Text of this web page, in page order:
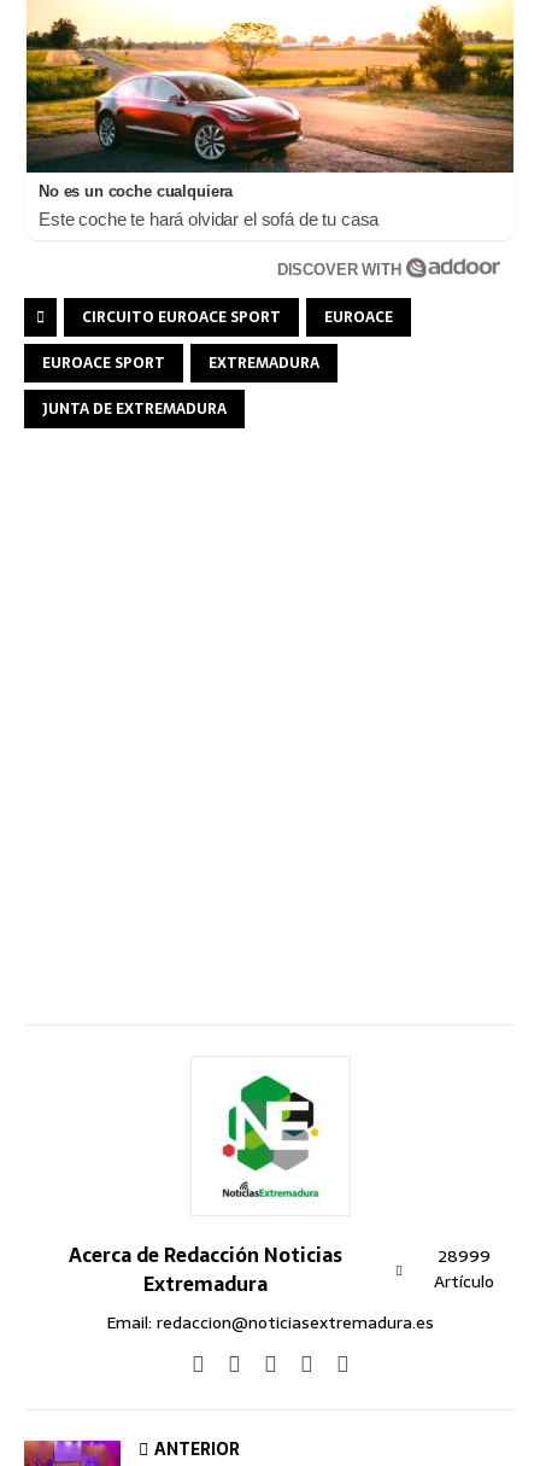
No es un coche cualquiera
Este coche te hará olvidar el sofá de tu casa
DISCOVER WITH
CIRCUITO EUROACE SPORT
EUROACE
EUROACE SPORT
EXTREMADURA
JUNTA DE EXTREMADURA
Acerca de Redacción Noticias
Extremadura
28999
Artículo
Email: redaccion@noticiasextremadura.es
ANTERIOR